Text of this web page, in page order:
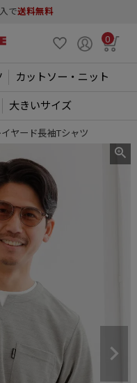
で送料無料
0
カットソー・ニット
大きいサイズ
イヤード長袖Tシャツ